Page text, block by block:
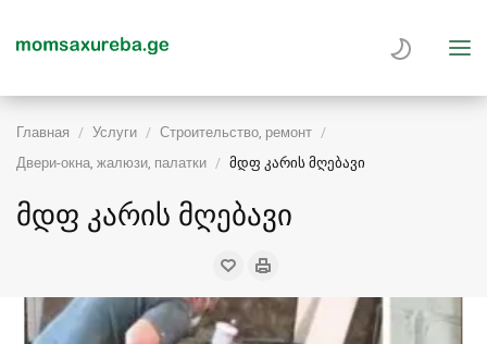
Главная Услуги
Строительство, ремонт
Двери-окна, жалюзи, палатки
მდფ კარის მღებავი
მდფ კარის მღებავი